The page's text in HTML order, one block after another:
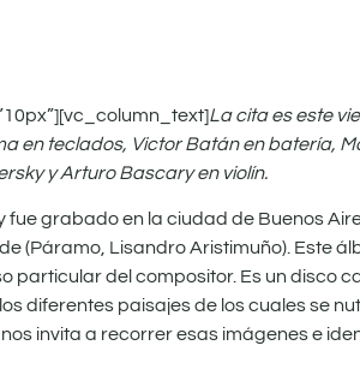
La cita es este
en teclados, Victor Batán en batería,
y Arturo Bascary en violín.
fue grabado en la ciudad de Buenos
(Páramo, Lisandro Aristimuño). Este
particular del compositor. Es un disco
diferentes paisajes de los cuales se
invita a recorrer esas imágenes e